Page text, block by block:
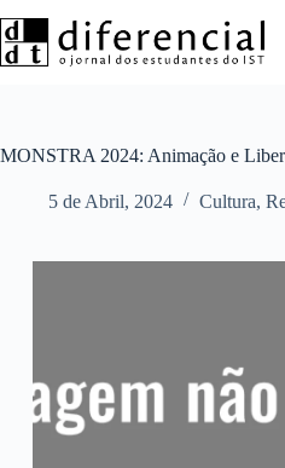
para
o
MONSTRA 2024: Animação e
5 de Abril, 2024 Cultura,